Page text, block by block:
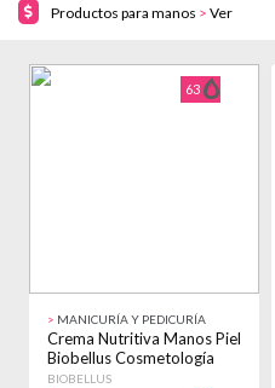
Productos para manos > Ver
63
> MANICURÍA Y PEDICURÍA
Crema Nutritiva Manos Piel
Biobellus Cosmetología
250gr No
BIOBELLUS